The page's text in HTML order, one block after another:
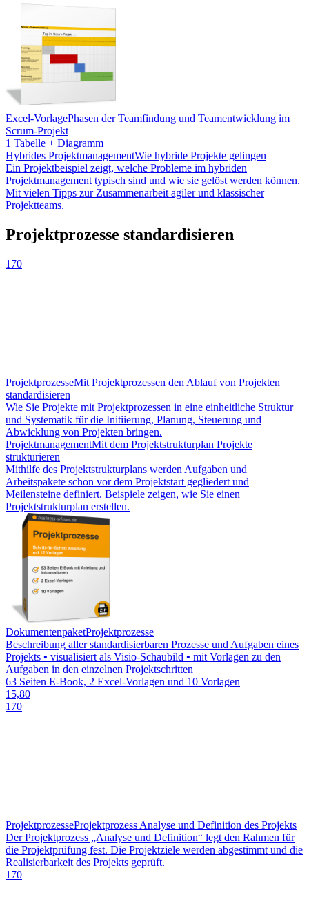
Excel-VorlagePhasen der Teamfindung und Teamentwicklung im
Scrum-Projekt
1 Tabelle + Diagramm
Hybrides ProjektmanagementWie hybride Projekte gelingen
Ein Projektbeispiel zeigt, welche Probleme im hybriden
Projektmanagement typisch sind und wie sie gelöst werden können.
Mit vielen Tipps zur Zusammenarbeit agiler und klassischer
Projektteams.
Projektprozesse standardisieren
170
ProjektprozesseMit Projektprozessen den Ablauf von Projekten
standardisieren
Wie Sie Projekte mit Projektprozessen in eine einheitliche Struktur
und Systematik für die Initiierung, Planung, Steuerung und
Abwicklung von Projekten bringen.
ProjektmanagementMit dem Projektstrukturplan Projekte
strukturieren
Mithilfe des Projektstrukturplans werden Aufgaben und
Arbeitspakete schon vor dem Projektstart gegliedert und
Meilensteine definiert. Beispiele zeigen, wie Sie einen
Projektstrukturplan erstellen.
DokumentenpaketProjektprozesse
Beschreibung aller standardisierbaren Prozesse und Aufgaben eines
Projekts ▪ visualisiert als Visio-Schaubild ▪ mit Vorlagen zu den
Aufgaben in den einzelnen Projektschritten
63 Seiten E-Book, 2 Excel-Vorlagen und 10 Vorlagen
15,80
170
ProjektprozesseProjektprozess Analyse und Definition des Projekts
Der Projektprozess „Analyse und Definition“ legt den Rahmen für
die Projektprüfung fest. Die Projektziele werden abgestimmt und die
Realisierbarkeit des Projekts geprüft.
170